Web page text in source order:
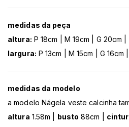
medidas da peça
altura: P 18cm | M 19cm | G 20cm |
largura: P 13cm | M 15cm | G 16cm
medidas da modelo
a modelo Nágela veste calcinha
altura 1.58m | busto 88cm |